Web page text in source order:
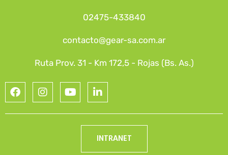
02475-433840
contacto@gear-sa.com.ar
Ruta Prov. 31 - Km 172,5 - Rojas (Bs. As.)
INTRANET